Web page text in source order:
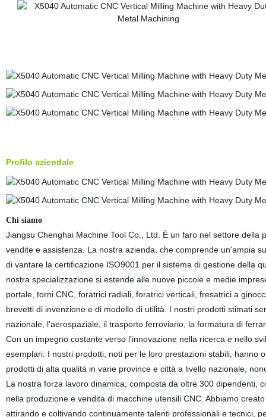
Profilo aziendale
Chi siamo
Jiangsu Chenghai Machine Tool Co., Ltd. È un faro nel settore
vendite e assistenza. La nostra azienda, che comprende un'ampia
di vantare la certificazione ISO9001 per il sistema di gestione della
nostra specializzazione si estende alle nuove piccole e medie
portale, torni CNC, foratrici radiali, foratrici verticali, fresatrici a
brevetti di invenzione e di modello di utilità. I nostri prodotti stimati
nazionale, l'aerospaziale, il trasporto ferroviario, la formatura di
Con un impegno costante verso l'innovazione nella ricerca e nello
esemplari. I nostri prodotti, noti per le loro prestazioni stabili, hanno
prodotti di alta qualità in varie province e città a livello nazionale,
La nostra forza lavoro dinamica, composta da oltre 300 dipendenti,
nella produzione e vendita di macchine utensili CNC. Abbiamo
attirando e coltivando continuamente talenti professionali e tecnici,